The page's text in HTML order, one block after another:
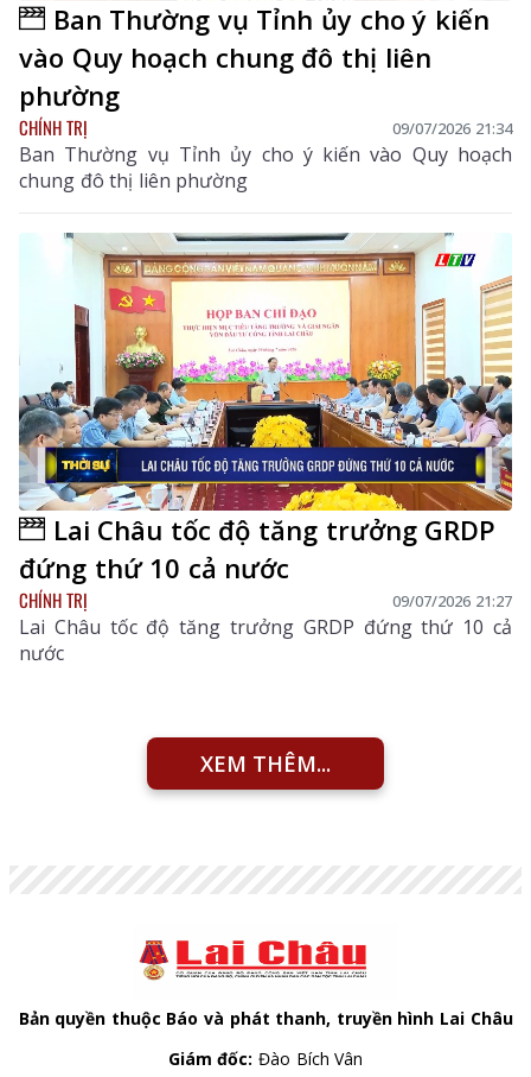
Ban Thường vụ Tỉnh ủy cho ý kiến
vào Quy hoạch chung đô thị liên
phường
CHÍNH TRỊ 09/07/2026 21:34
Ban Thường vụ Tỉnh ủy cho ý kiến vào Quy hoạch
chung đô thị liên phường
Lai Châu tốc độ tăng trưởng GRDP
đứng thứ 10 cả nước
CHÍNH TRỊ 09/07/2026 21:27
Lai Châu tốc độ tăng trưởng GRDP đứng thứ 10 cả
nước
XEM THÊM...
Bản quyền thuộc Báo và phát thanh, truyền hình Lai Châu
Giám đốc: Đào Bích Vân